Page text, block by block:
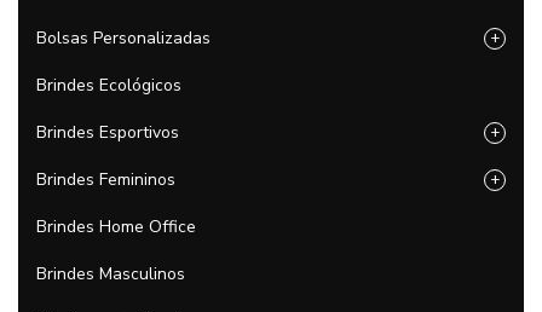
Bolsas Personalizadas +
Brindes Ecológicos
Brindes Esportivos +
Brindes Femininos +
Brindes Home Office
Brindes Masculinos